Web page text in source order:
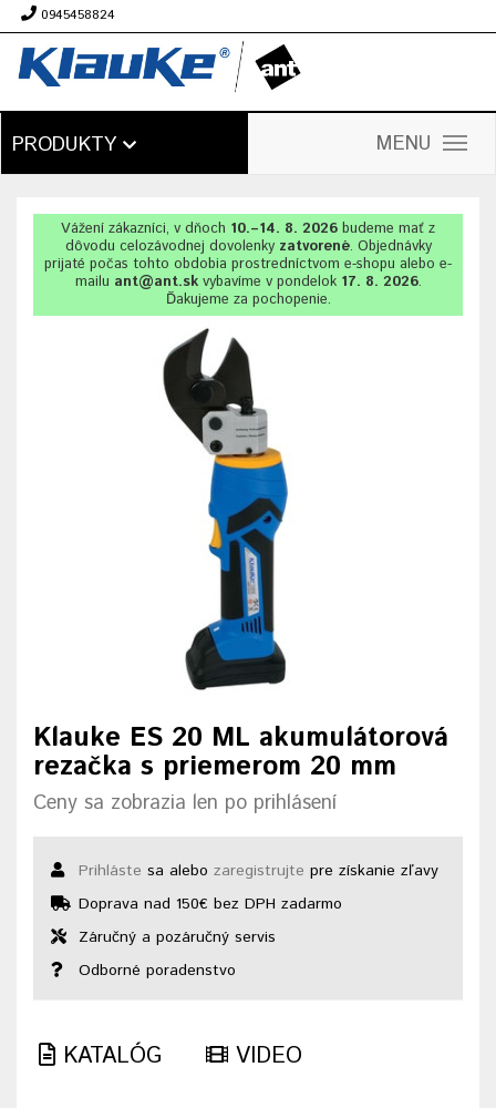
0945458824
PRODUKTY MENU
Vážení zákazníci, v dňoch 10.–14. 8. 2026 budeme mať z
dôvodu celozávodnej dovolenkyzatvorené. Objednávky
prijaté počas tohto obdobia prostredníctvom e-shopu alebo e-
mailu ant@ant.skvybavíme v pondelok 17. 8. 2026.
Ďakujeme za pochopenie.
Klauke ES 20 ML akumulátorová
rezačka s priemerom 20 mm
Ceny sa zobrazia len po prihlásení
Prihláste sa alebo zaregistrujte pre získanie zľavy
Doprava nad 150€ bez DPH zadarmo
Záručný a pozáručný servis
Odborné poradenstvo
KATALÓG VIDEO